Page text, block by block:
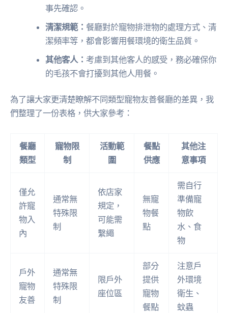
事先確認。
清潔規範： 餐廳對於寵物排泄物的處理方式、清
潔頻率等，都會影響用餐環境的衛生品質。
其他客人：考慮到其他客人的感受，務必確保你
的毛孩不會打擾到其他人用餐。
為了讓大家更清楚瞭解不同類型寵物友善餐廳的差異，我
們整理了一份表格，供大家參考：
餐廳
類型
寵物限
制
活動範
圍
餐點
供應
其他注
意事項
僅允
許寵
物入
內
通常無
特殊限
制
依店家
規定，
可能需
繫繩
無寵
物餐
點
需自行
準備寵
物飲
水、食
物
戶外
寵物
友善
通常無
特殊限
制
限戶外
座位區
部分
提供
寵物
餐點
注意戶
外環境
衛生、
蚊蟲